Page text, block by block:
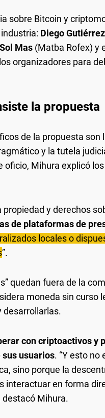
sobre Bitcoin y
Diego
Mas (Matba Rofex) y
organizadores para
la propuesta
de la propuesta son
y la tutela
oficio, Mihura explicó
y derechos
de plataformas de
locales o
”.
quedan fuera de la
moneda sin curso
desarrollarlas.
con criptoactivos y
usuarios. “Y esto no
sino porque la
interactuar en forma
destacó Mihura.